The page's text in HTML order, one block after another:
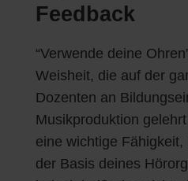
Feedback
“Verwende deine
Weisheit, die auf der
Dozenten an
Musikproduktion
eine wichtige
der Basis deines